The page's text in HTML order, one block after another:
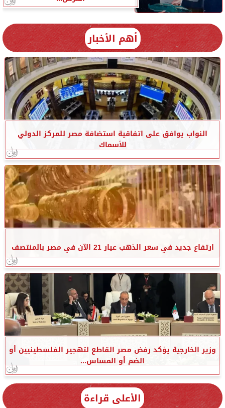
أهم الأخبار
النواب يوافق على اتفاقية استضافة مصر للمركز الدولي
للأسماك
ارتفاع جديد في سعر الذهب عيار 21 الآن في مصر بالمنتصف
وزير الخارجية يؤكد رفض مصر القاطع لتهجير الفلسطينيين أو
الضم أو المساس...
الأعلى قراءة